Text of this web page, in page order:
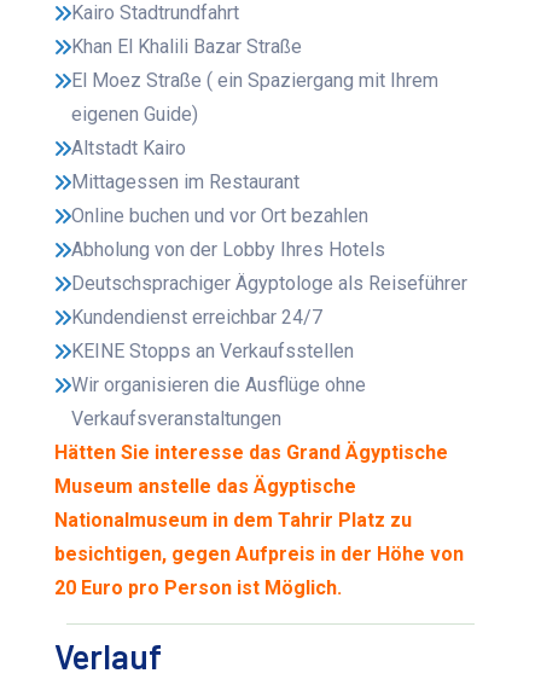
Kairo Stadtrundfahrt
Khan El Khalili Bazar Straße
El Moez Straße ( ein Spaziergang mit Ihrem
eigenen Guide)
Altstadt Kairo
Mittagessen im Restaurant
Online buchen und vor Ort bezahlen
Abholung von der Lobby Ihres Hotels
Deutschsprachiger Ägyptologe als Reiseführer
Kundendienst erreichbar 24/7
KEINE Stopps an Verkaufsstellen
Wir organisieren die Ausflüge ohne
Verkaufsveranstaltungen
Hätten Sie interesse das Grand Ägyptische
Museum anstelle das Ägyptische
Nationalmuseum in dem Tahrir Platz zu
besichtigen, gegen Aufpreis in der Höhe von
20 Euro pro Person ist Möglich.
Verlauf